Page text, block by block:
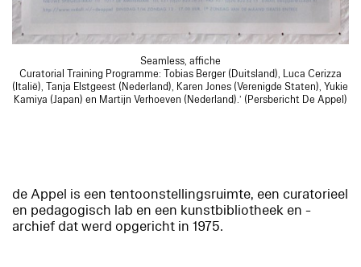
Seamless, affiche
Curatorial Training Programme: Tobias Berger (Duitsland), Luca Cerizza
(Italië), Tanja Elstgeest (Nederland), Karen Jones (Verenigde Staten), Yukie
Kamiya (Japan) en Martijn Verhoeven (Nederland).’ (Persbericht De Appel)
de Appel is een tentoonstellingsruimte, een curatorieel
en pedagogisch lab en een kunstbibliotheek en -
archief dat werd opgericht in 1975.